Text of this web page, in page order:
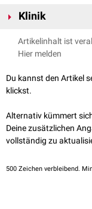
Klinik
Durchgehend
letal
Artikelinhalt ist
Hier melden
Du kannst den Artikel
klickst.
Alternativ kümmert
Deine zusätzlichen
vollständig zu
500 Zeichen verbleibend.